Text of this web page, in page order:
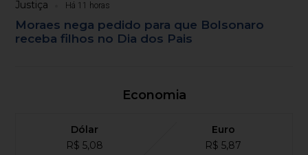
Justiça Há 11 horas
Moraes nega pedido para que Bolsonaro
receba filhos no Dia dos Pais
Economia
Dólar
R$ 5,08
Euro
R$ 5,87